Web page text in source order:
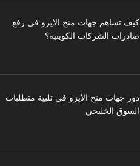
كيف تساهم جهات منح الايزو في رفع
صادرات الشركات الكويتية؟
دور جهات منح الأيزو في تلبية متطلبات
السوق الخليجي